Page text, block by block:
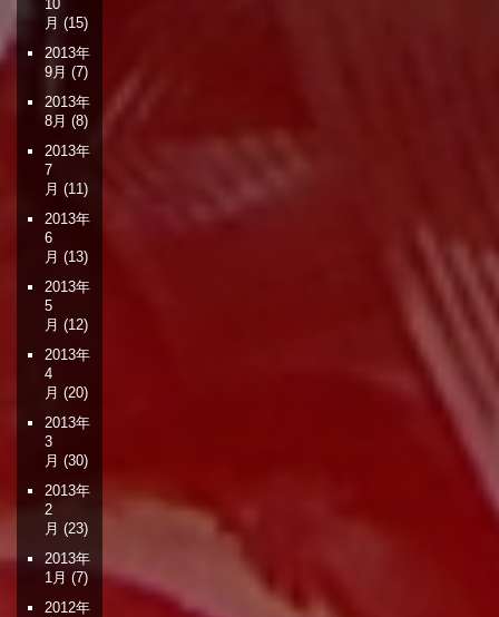
10
月 (15)
2013年
9月 (7)
2013年
8月 (8)
2013年
7
月 (11)
2013年
6
月 (13)
2013年
5
月 (12)
2013年
4
月 (20)
2013年
3
月 (30)
2013年
2
月 (23)
2013年
1月 (7)
2012年